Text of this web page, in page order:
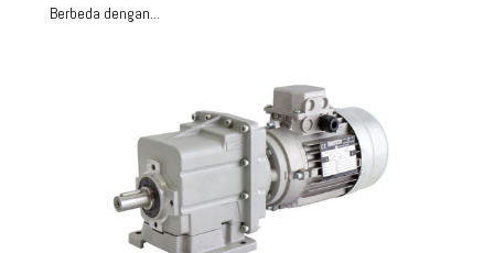
Berbeda dengan...